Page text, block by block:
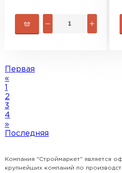
Первая
«
2
3
4
»
Последняя
Компания "Строймаркет" является
крупнейших компаний по